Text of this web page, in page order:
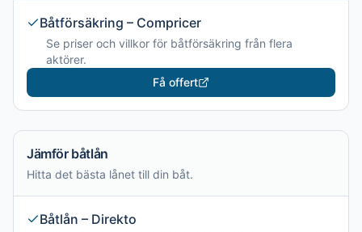
Båtförsäkring – Compricer
Se priser och villkor för båtförsäkring från flera
aktörer.
Få offert
Jämför båtlån
Hitta det bästa lånet till din båt.
Båtlån – Direkto